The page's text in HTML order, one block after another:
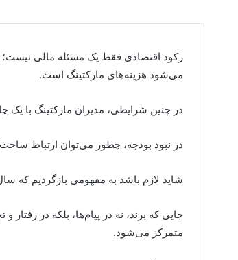
رکود اقتصادی فقط یک مسئله مالی نیست؛
می‌شود هزینه‌های مارکتینگ است.
در چنین شرایطی، مدیران مارکتینگ با یک
در نبود بودجه، چطور می‌توان ارتباط
شاید لازم باشد به مفهومی بازگردیم که
جایی که برند، نه در پیام‌ها، بلکه در
متمرکز می‌شود.